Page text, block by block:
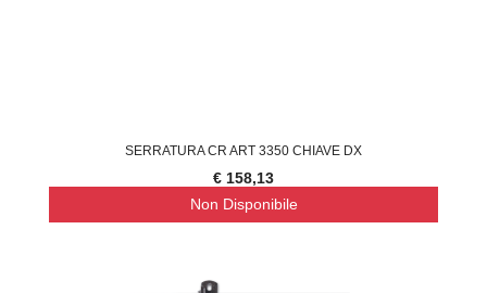
SERRATURA CR ART 3350 CHIAVE DX
€ 158,13
Non Disponibile